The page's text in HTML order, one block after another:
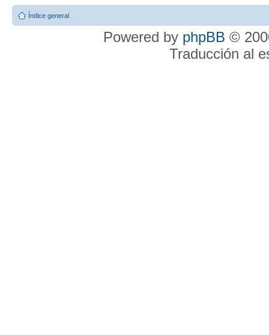
Índice general
Powered by phpBB ©
Traducción al